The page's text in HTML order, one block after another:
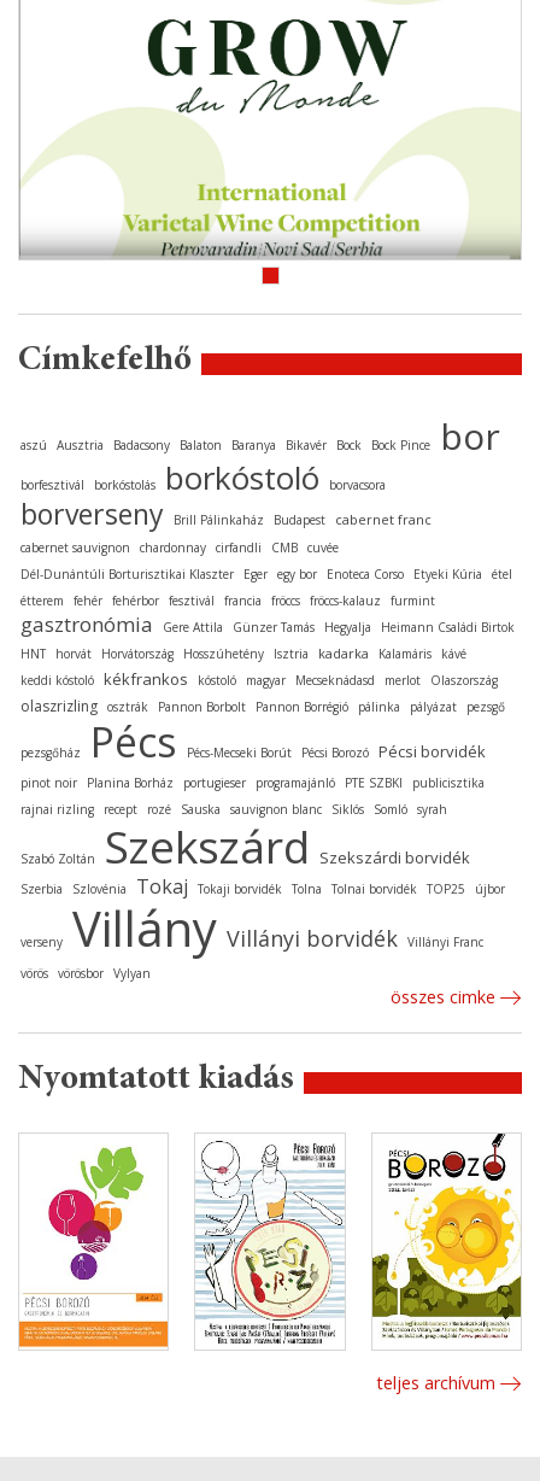
Címkefelhő
aszú Ausztria Badacsony Balaton Baranya Bikavér Bock Bock Pince bor
borfesztivál borkóstolás borkóstoló borvacsora
borverseny Brill Pálinkaház Budapest cabernet franc
cabernet sauvignon chardonnay cirfandli CMB cuvée
Dél-Dunántúli Borturisztikai Klaszter
Eger egy bor Enoteca Corso Etyeki Kúria
étel
étterem
fehér fehérbor fesztivál francia fröccs fröccs-kalauz furmint
gasztronómia Gere Attila Günzer Tamás Hegyalja
Heimann Családi Birtok
HNT
horvát Horvátország Hosszúhetény Isztria kadarka Kalamáris
kávé
keddi kóstoló kékfrankos kóstoló magyar Mecseknádasd merlot Olaszország
olaszrizling osztrák Pannon Borbolt Pannon Borrégió pálinka pályázat pezsgő
pezsgőház Pécs Pécs-Mecseki Borút Pécsi Borozó Pécsi borvidék
pinot noir Planina Borház portugieser programajánló PTE SZBKI
publicisztika
rajnai rizling
recept rozé Sauska sauvignon blanc Siklós Somló syrah
Szabó Zoltán Szekszárd Szekszárdi borvidék
Szerbia Szlovénia Tokaj Tokaji borvidék Tolna Tolnai borvidék TOP25 újbor
verseny Villány Villányi borvidék Villányi Franc
vörös vörösbor Vylyan
összes cimke
Nyomtatott kiadás
teljes archívum